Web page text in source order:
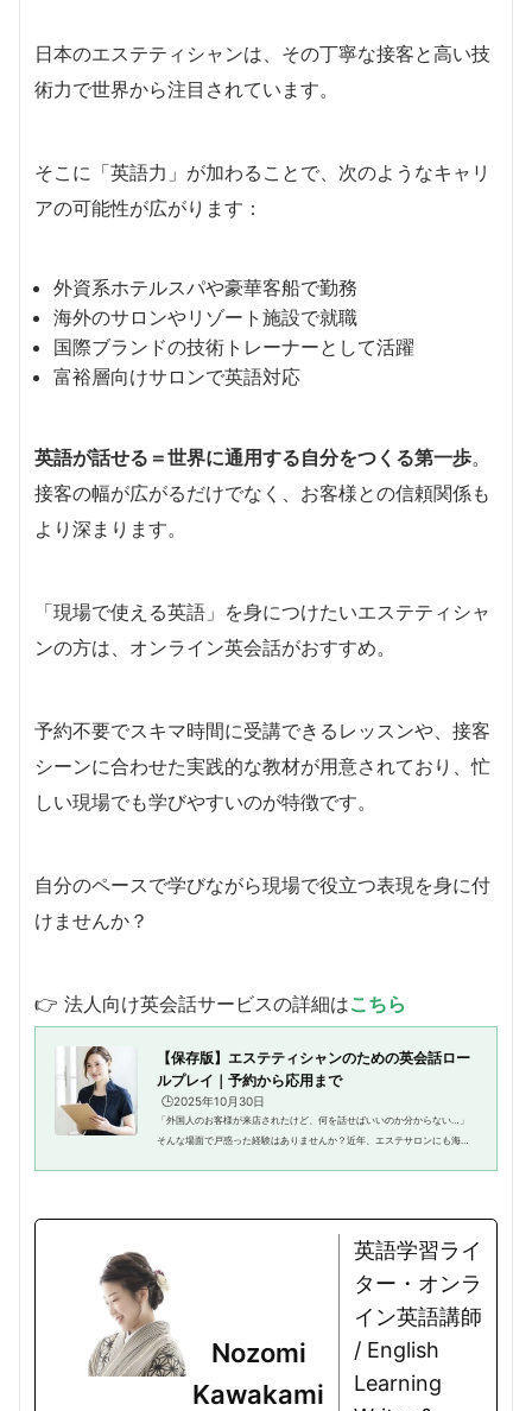
日本のエステティシャンは、その丁寧な接客と高い技
術力で世界から注目されています。
そこに「英語力」が加わることで、次のようなキャリ
アの可能性が広がります：
外資系ホテルスパや豪華客船で勤務
海外のサロンやリゾート施設で就職
国際ブランドの技術トレーナーとして活躍
富裕層向けサロンで英語対応
英語が話せる＝世界に通用する自分をつくる第一歩。
接客の幅が広がるだけでなく、お客様との信頼関係も
より深まります。
「現場で使える英語」を身につけたいエステティシャ
ンの方は、オンライン英会話がおすすめ。
予約不要でスキマ時間に受講できるレッスンや、接客
シーンに合わせた実践的な教材が用意されており、忙
しい現場でも学びやすいのが特徴です。
自分のペースで学びながら現場で役立つ表現を身に付
けませんか？
👉 法人向け英会話サービスの詳細はこちら
【保存版】エステティシャンのための英会話ロー
ルプレイ｜予約から応用まで
🕒️2025年10月30日
「外国人のお客様が来店されたけど、何を話せばいいのか分からない…」
そんな場面で戸惑った経験はありませんか？近年、エステサロンにも海外
Nozomi
Kawakami
英語学習ライ
ター・オンラ
イン英語講師
/ English
Learning